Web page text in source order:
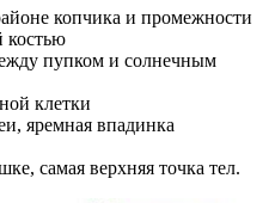
копчика и промежности
костью
пупком и солнечным
клетки
яремная впадинка
самая верхняя точка тел.